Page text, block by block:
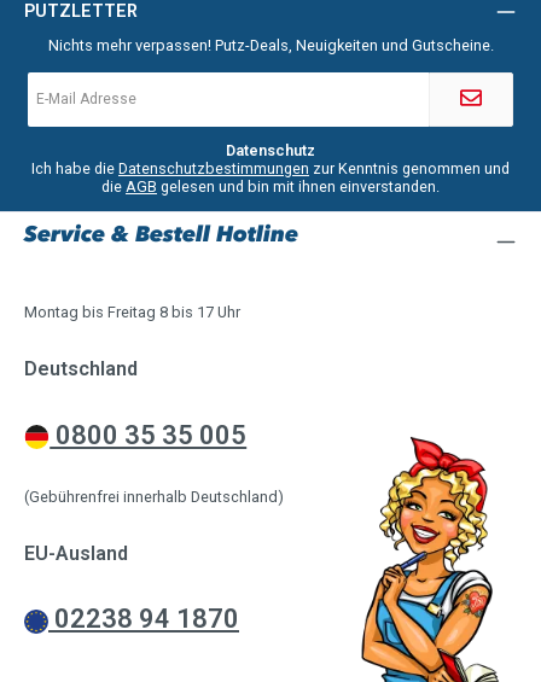
PUTZLETTER
Nichts mehr verpassen! Putz-Deals, Neuigkeiten und Gutscheine.
Mail-
*
Datenschutz
Ich habe die Datenschutzbestimmungen zur Kenntnis genommen und
die AGB gelesen und bin mit ihnen einverstanden.
Service & Bestell Hotline
Montag bis Freitag 8 bis 17 Uhr
Deutschland
0800 35 35 005
(Gebührenfrei innerhalb Deutschland)
EU-Ausland
02238 94 1870